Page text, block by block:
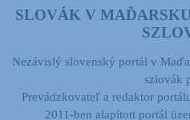
SLOVÁK V
Nezávislý slovenský portál v
szlovák
Prevádzkovateľ a redaktor
2011-ben alapított portál